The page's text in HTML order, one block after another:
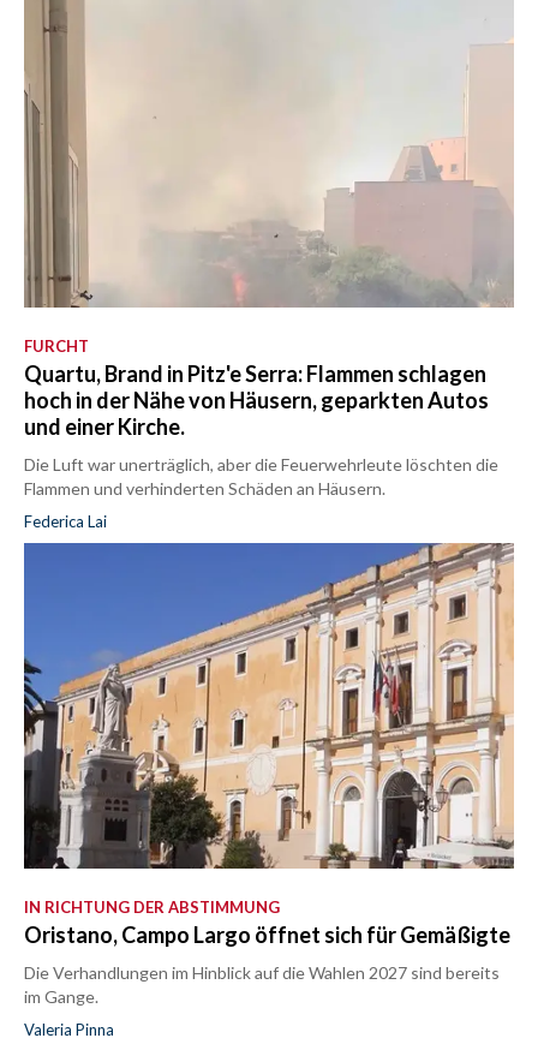
FURCHT
Quartu, Brand in Pitz'e Serra: Flammen schlagen
hoch in der Nähe von Häusern, geparkten Autos
und einer Kirche.
Die Luft war unerträglich, aber die Feuerwehrleute löschten die
Flammen und verhinderten Schäden an Häusern.
Federica Lai
IN RICHTUNG DER ABSTIMMUNG
Oristano, Campo Largo öffnet sich für Gemäßigte
Die Verhandlungen im Hinblick auf die Wahlen 2027 sind bereits
im Gange.
Valeria Pinna